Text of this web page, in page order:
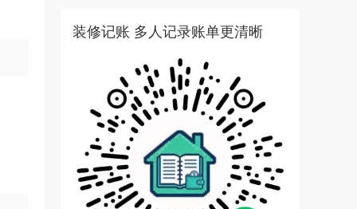
装修记账 多人记录账单更清晰